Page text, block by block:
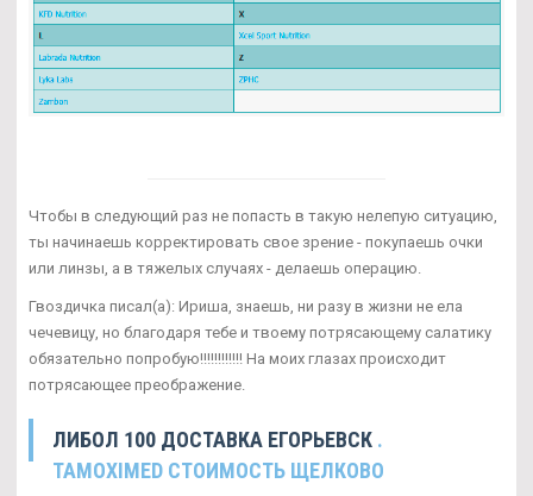
Чтобы в следующий раз не попасть в такую нелепую ситуацию,
ты начинаешь корректировать свое зрение - покупаешь очки
или линзы, а в тяжелых случаях - делаешь операцию.
Гвоздичка писал(а): Ириша, знаешь, ни разу в жизни не ела
чечевицу, но благодаря тебе и твоему потрясающему салатику
обязательно попробую!!!!!!!!!!!! На моих глазах происходит
потрясающее преображение.
ЛИБОЛ 100 ДОСТАВКА ЕГОРЬЕВСК .
TAMOXIMED СТОИМОСТЬ ЩЕЛКОВО